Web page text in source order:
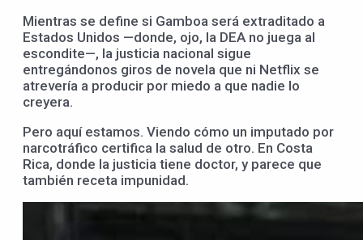
Mientras se define si Gamboa será extraditado a
Estados Unidos —donde, ojo, la DEA no juega al
escondite—, la justicia nacional sigue
entregándonos giros de novela que ni Netflix se
atrevería a producir por miedo a que nadie lo
creyera.
Pero aquí estamos. Viendo cómo un imputado por
narcotráfico certifica la salud de otro. En Costa
Rica, donde la justicia tiene doctor, y parece que
también receta impunidad.